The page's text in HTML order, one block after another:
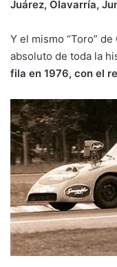
Juárez, Olavarría,
Y el mismo “Toro”
absoluto de toda la
fila en 1976, con el